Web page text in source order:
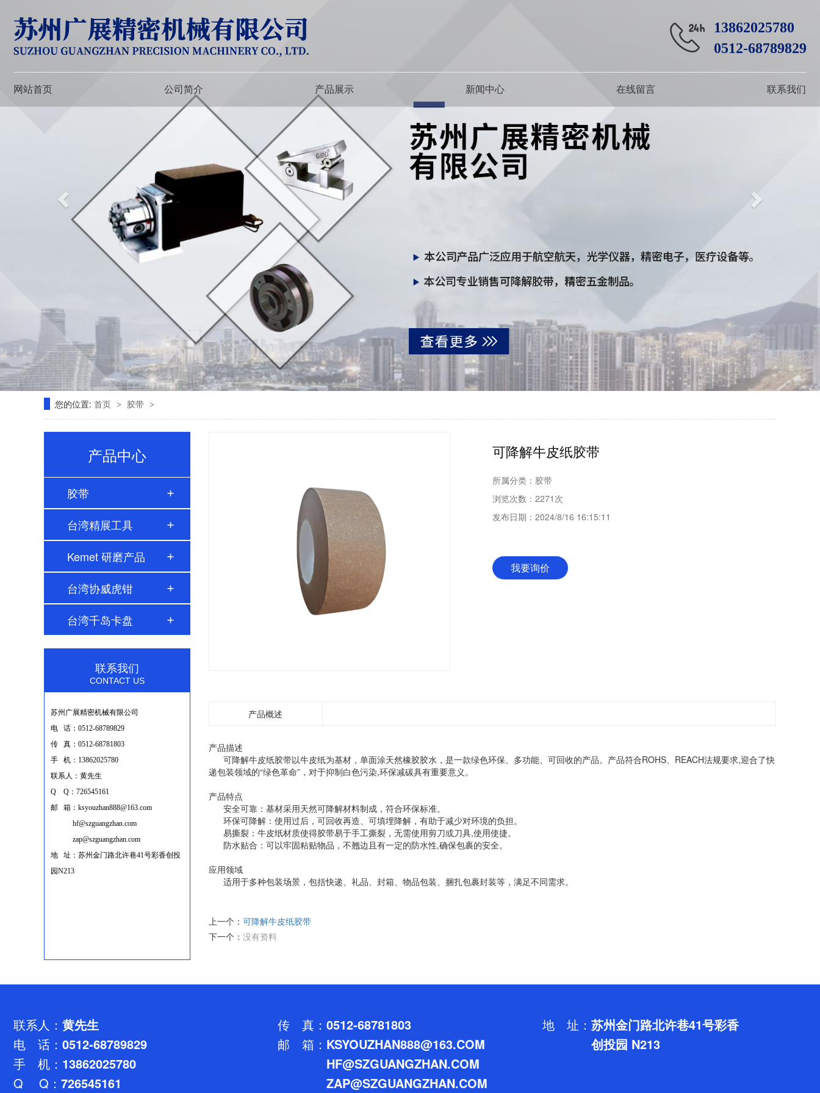
13862025780
0512-68789829
网站首页 公司简介 产品展示 新闻中心 在线留言 联系我们
您的位置: 首页 > 胶带 >
产品中心
胶带
台湾精展工具
Kemet 研磨产品
台湾协威虎钳
台湾千岛卡盘
联系我们
CONTACT US
苏州广展精密机械有限公司
电 话：0512-68789829
传 真：0512-68781803
手 机：13862025780
联系人：黄先生
Q Q：726545161
邮 箱：ksyouzhan888@163.com
hf@szguangzhan.com
zap@szguangzhan.com
地 址：苏州金门路北许巷41号彩香创投
园N213
可降解牛皮纸胶带
所属分类： 胶带
浏览次数： 2271次
发布日期： 2024/8/16 16:15:11
我要询价
产品概述
产品描述
可降解牛皮纸胶带以牛皮纸为基材，单面涂天然橡胶胶水，是一款绿色环保、多功能、可回收的产品。产品符合ROHS、REACH法规要求,迎合了快
递包装领域的“绿色革命”，对于抑制白色污染,环保减碳具有重要意义。
产品特点
安全可靠：基材采用天然可降解材料制成，符合环保标准。
环保可降解：使用过后，可回收再造、可填埋降解，有助于减少对环境的负担。
易撕裂：牛皮纸材质使得胶带易于手工撕裂，无需使用剪刀或刀具,使用使捷。
防水贴合：可以牢固粘贴物品，不翘边且有一定的防水性,确保包裹的安全。
应用领域
适用于多种包装场景，包括快递、礼品、封箱、物品包装、捆扎包裹封装等，满足不同需求。
上一个： 可降解牛皮纸胶带
下一个： 没有资料
联系人： 黄先生
电 话： 0512-68789829
手 机： 13862025780
Q Q： 726545161
传 真：0512-68781803
邮 箱： KSYOUZHAN888@163.COM
HF@SZGUANGZHAN.COM
ZAP@SZGUANGZHAN.COM
地 址： 苏州金门路北许巷41号彩香
创投园 N213